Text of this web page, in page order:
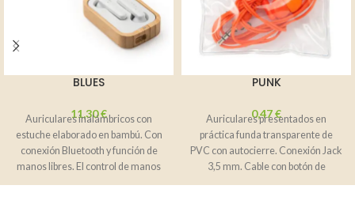
BLUES
11,30€
Auriculares inalámbricos con
estuche elaborado en bambú. Con
conexión Bluetooth y función de
manos libres. El control de manos
libres
PUNK
0,47€
Auriculares presentados en
práctica funda transparente de
PVC con autocierre. Conexión Jack
3,5 mm. Cable con botón de
seguridad incluido.